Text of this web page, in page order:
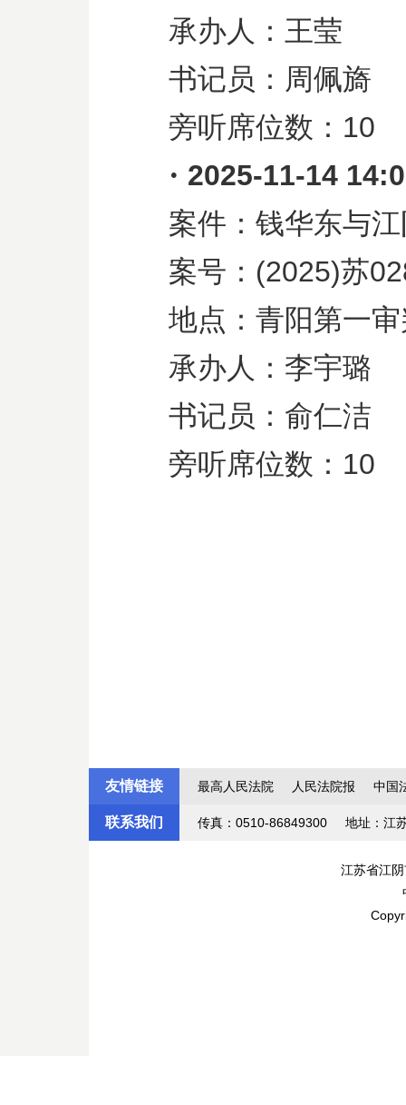
承办人：王莹
书记员：周佩旖
旁听席位数： 10
· 2025-11-14
案件：钱华东与
案号： (2025)苏
地点：青阳第一
承办人：李宇璐
书记员：俞仁洁
旁听席位数： 10
友情链接 最高人民法院 人民法院报 中国
联系我们 传真：0510-86849300 地址：江
江苏省江